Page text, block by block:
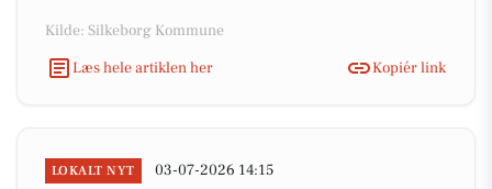
Kilde: Silkeborg Kommune
Læs hele artiklen her
Kopiér link
LOKALT NYT 03-07-2026 14:15